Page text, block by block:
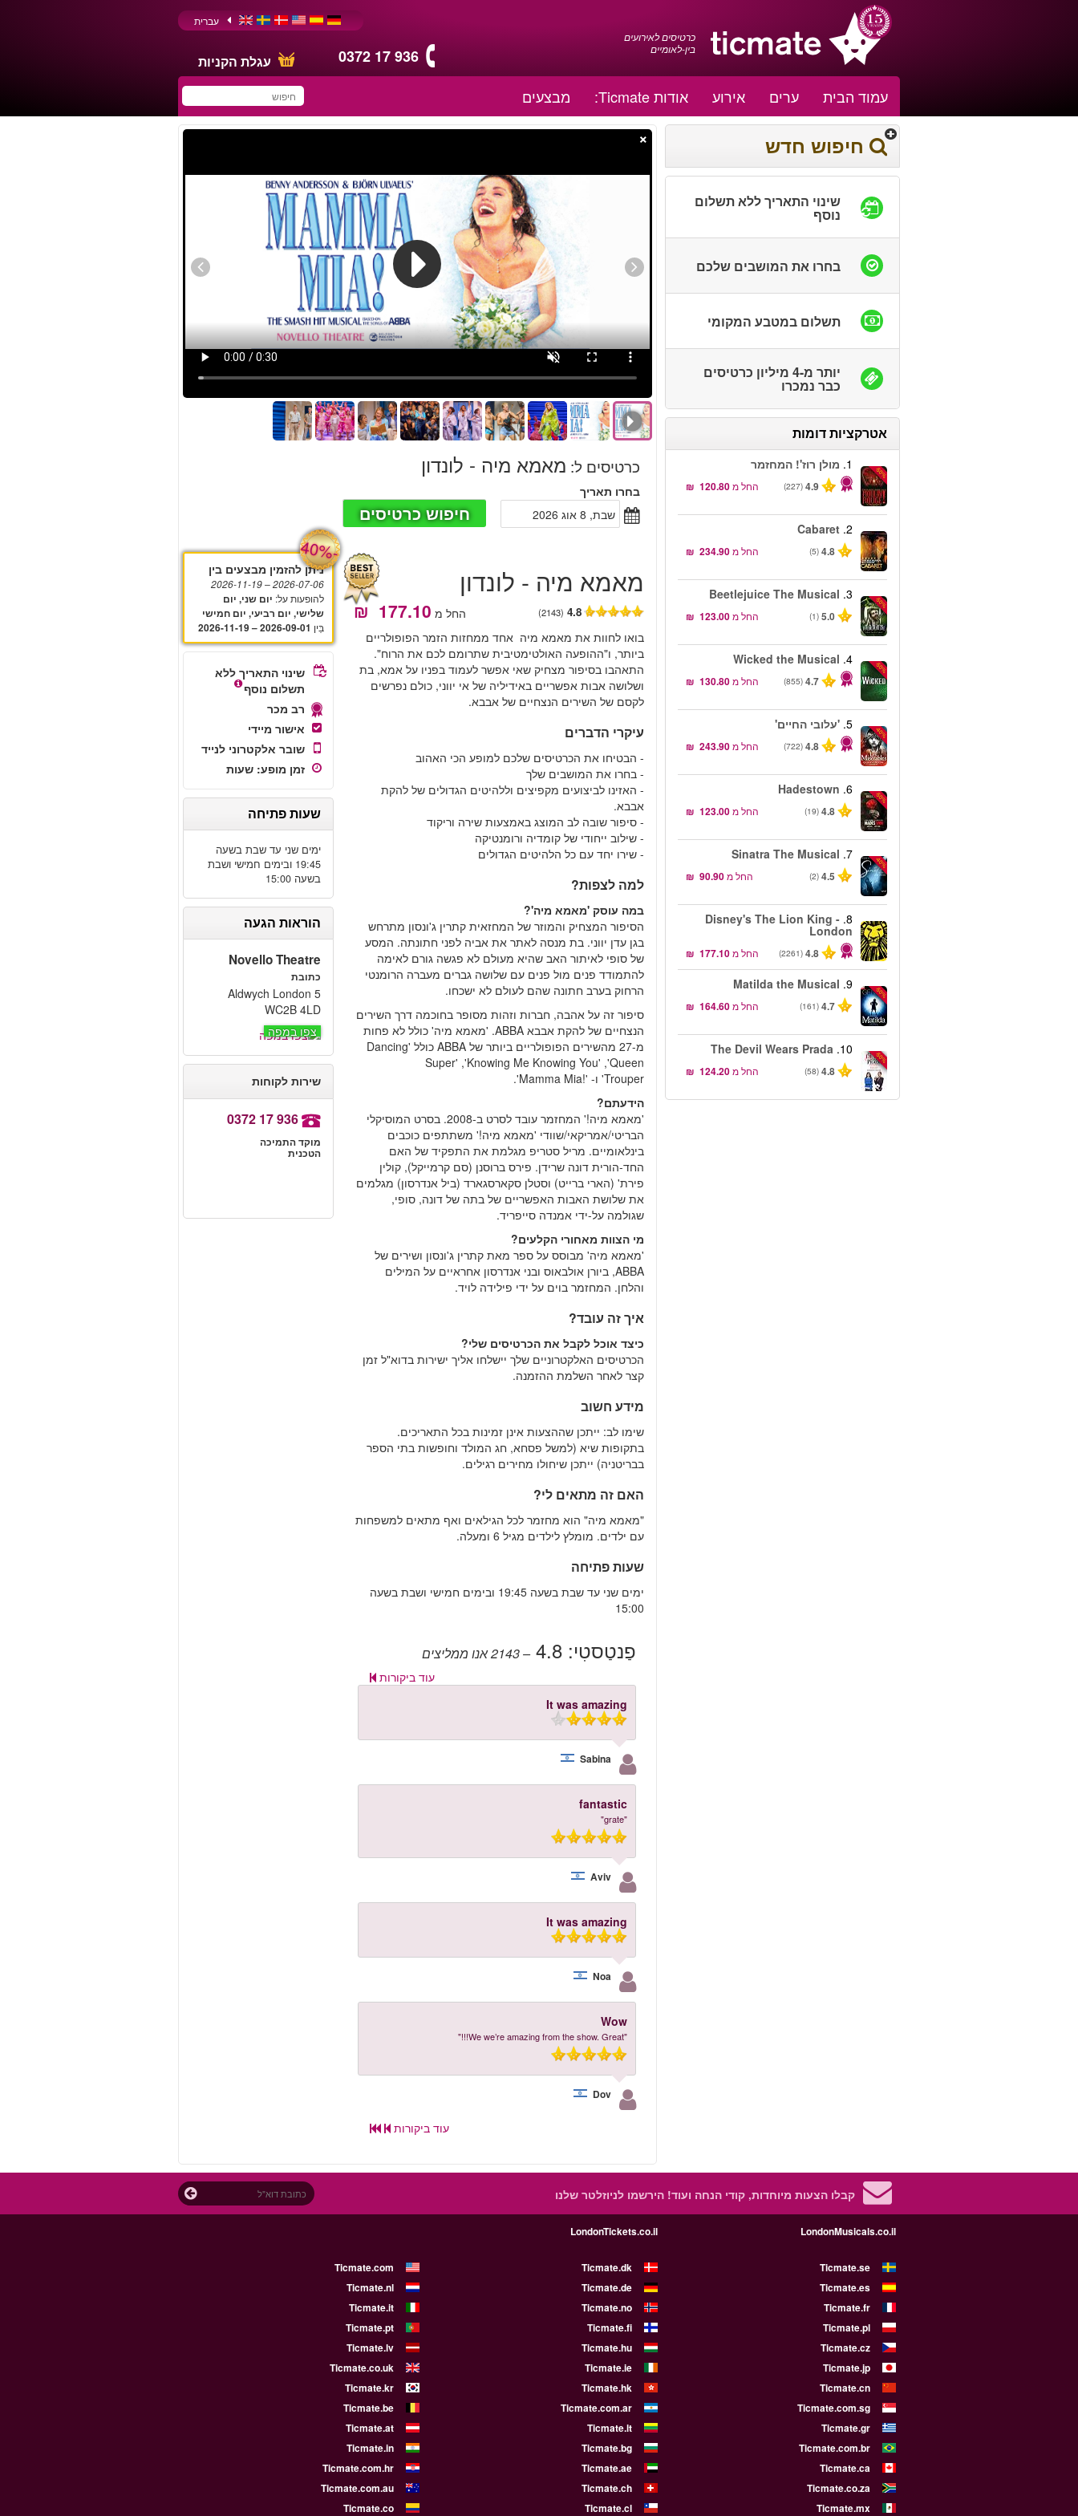
כרטיסים לאירועים
בין-לאומיים
0372 17 936 עגלת הקניות
עברית
עמוד הבית ערים אירוע אודות Ticmate: מבצעים
חיפוש חדש
שינוי התאריך ללא תשלום
נוסף
בחרו את המושבים שלכם
תשלום במטבע המקומי
יותר מ-4 מיליון כרטיסים
כבר נמכרו
אטרקציות דומות
-50%
1. מולן רוז'! המחזמר
4.9
(227) החל מ‏120.80 ‏ ₪
2.
Cabaret
4.8
(5) החל מ‏234.90 ‏ ₪
-50%
3.
Beetlejuice The Musical
5.0
(1) החל מ‏123.00 ‏ ₪
-50%
4.
Wicked the Musical
4.7
(855) החל מ‏130.80 ‏ ₪
-40%
5. 'עלובי החיים'
4.8
(722) החל מ‏243.90 ‏ ₪
-50%
6.
Hadestown
4.8
(19) החל מ‏123.00 ‏ ₪
-40%
7.
Sinatra The Musical
4.5
(2) החל מ‏90.90 ‏ ₪
8.
Disney's The Lion King -
London
4.8
(2261) החל מ‏177.10 ‏ ₪
-50%
9.
Matilda the Musical
4.7
(161) החל מ‏164.60 ‏ ₪
-50%
10.
The Devil Wears Prada
4.8
(58) החל מ‏124.20 ‏ ₪
×
כרטיסים ל: מאמא מיה - לונדון
בחרו תאריך
שבת, 8 אוג 2026
חיפוש כרטיסים
מאמא מיה - לונדון
4.8
(2143) החל מ
​בואו​ ​לחוות​ ​את​ ​מאמא​ ​מיה​ ​אחד​ ​ממחזות​ ​הזמר​ ​הפופולריים​ ​
ביותר​, ​ו​"​ההופעה​ ​האולטימטיבית​ ​שתרומם​ ​לכם​ ​את​ ​הרוח​". ​
התאהבו​ ​בסיפור​ ​מצחיק​ ​שאי​ ​אפשר​ ​לעמוד​ ​בפניו​ ​על​ ​אמא​, ​בת​ ​
ושלושה​ ​אבות​ ​אפשריים​ ​באידיליה​ ​של​ ​אי​ ​יווני​, ​כולם​ ​נפרשים​ ​
לקסם​ ​של​ ​השירים​ ​הנצחיים​ ​של​ ​אבבא​.
עיקרי הדברים
- הבטיחו את הכרטיסים שלכם למופע הכי האהוב
- בחרו את המושבים שלך
- האזינו לביצועים מקפיצים וללהיטים הגדולים של להקת
אבבא.
- סיפור שובה לב המוצג באמצעות שירה וריקוד
- שילוב ייחודי של קומדיה ורומנטיקה
- שירו יחד עם כל הלהיטים הגדולים
למה לצפות?
במה עוסק 'מאמא מיה'?
הסיפור המצחיק והמוזר של המחזאית קתרין ג'ונסון מתרחש
בגן עדן יווני. בת מנסה לאתר את אביה לפני חתונתה. המסע
של סופי לאיתור האב שהיא מעולם לא פגשה גורם לאימה
להתמודד פנים מול פנים עם שלושה גברים מעברה הרומנטי
הרחוק בערב חתונה שהם לעולם לא ישכחו.
סיפור זה על אהבה, חברות וזהות מסופר בחוכמה דרך השירים
הנצחיים של להקת אבבא ABBA.‏ 'מאמא מיה' כולל לא פחות
מ-27 מהשירים הפופולריים ביותר של ABBA כולל 'Dancing
Queen',‏ 'Knowing Me Knowing You',‏ 'Super
Trouper' ו- 'Mamma Mia!‎'.
הידעתם?
'מאמא מיה!' המחזמר‎ עובד לסרט ב-2008. בסרט המוסיקלי
הבריטי/אמריקאי/שוודי 'מאמא מיה!' משתתפים כוכבים
בינלאומיים. מריל סטריפ מגלמת את התפקיד של האם
החד-הורית דונה שרידן. פירס ברוסנן (סם קרמייקל), קולין
פירת' (הארי ברייט) וסטלן סקארסגארד (ביל אנדרסון) מגלמים
את שלושת האבות האפשריים של בתה של דונה, סופי,
שגולמה על-ידי אמנדה סייפריד.
מי הצוות מאחורי הקלעים?
'מאמא מיה' מבוסס על ספר מאת קתרין ג'ונסון ושירים של
ABBA, ביורן אולבאוס ובני אנדרסון אחראיים על המילים
והלחן. המחזמר בוים על ידי פילידה לויד.
איך זה עובד?
כיצד אוכל לקבל את הכרטיסים שלי?
הכרטיסים האלקטרוניים שלך יישלחו אליך ישירות בדוא"ל זמן
קצר לאחר השלמת ההזמנה.
מידע חשוב
שימו לב: ייתכן שההצעות אינן זמינות בכל התאריכים.
בתקופות שיא (למשל פסחא, חג המולד וחופשות בתי הספר
בבריטניה) ייתכן שיחולו מחירים רגילים.
האם זה מתאים לי?
"מאמא מיה" הוא מחזמר לכל הגילאים ואף מתאים למשפחות
עם ילדים. מומלץ לילדים מגיל 6 ומעלה.
שעות פתיחה
ימים שני עד שבת בשעה 19:45 ובימים חמישי ושבת בשעה
15:00
פַנטַסטִי:4.8
– 2143 אנו ממליצים
עוד ביקורות
It was amazing
Sabina
fantastic
"grate"
Aviv
It was amazing
Noa
Wow
"We we’re amazing from the show. Great!!!"
Dov
עוד ביקורות
-
40%
ניתן להזמין מבצעים בין
2026-07-06
– 2026-11-19
להופעות על: יום שני, יום
שלישי, יום רביעי, יום חמישי
בֵּין 2026-09-01 – 2026-11-19
שינוי התאריך ללא
תשלום נוסף
רב מכר
אישור מיידי
שובר אלקטרוני לנייד
זמן מופע: שעות
שעות פתיחה
ימים שני עד שבת בשעה
19:45 ובימים חמישי ושבת
בשעה 15:00
הוראות הגעה
Novello Theatre
כתובת
5 Aldwych London
WC2B 4LD
צפו במפה
שירות לקוחות
0372 17 936
מוקד התמיכה
הטכנית
קבלו הצעות מיוחדות, קודי הנחה ועוד! הירשמו לניוזלטר שלנו
LondonMusicals.co.il
LondonTickets.co.il
Ticmate.se
Ticmate.dk
Ticmate.com
Ticmate.es
Ticmate.de
Ticmate.nl
Ticmate.fr
Ticmate.no
Ticmate.it
Ticmate.pl
Ticmate.fi
Ticmate.pt
Ticmate.cz
Ticmate.hu
Ticmate.lv
Ticmate.jp
Ticmate.ie
Ticmate.co.uk
Ticmate.cn
Ticmate.hk
Ticmate.kr
Ticmate.com.sg
Ticmate.com.ar
Ticmate.be
Ticmate.gr
Ticmate.lt
Ticmate.at
Ticmate.com.br
Ticmate.bg
Ticmate.in
Ticmate.ca
Ticmate.ae
Ticmate.com.hr
Ticmate.co.za
Ticmate.ch
Ticmate.com.au
Ticmate.mx
Ticmate.cl
Ticmate.co